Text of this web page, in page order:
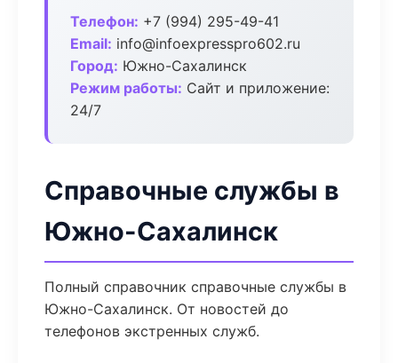
Телефон: +7 (994) 295-49-41
Email: info@infoexpresspro602.ru
Город: Южно-Сахалинск
Режим работы: Сайт и приложение:
24/7
Справочные службы в
Южно-Сахалинск
Полный справочник справочные службы в
Южно-Сахалинск. От новостей до
телефонов экстренных служб.